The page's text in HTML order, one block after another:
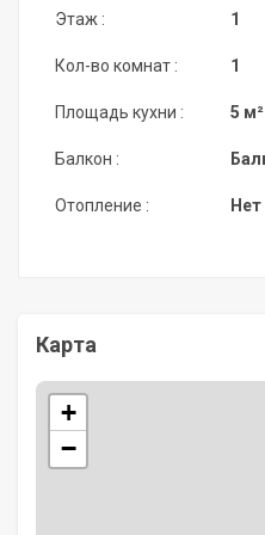
Этаж :
Кол-во комнат :
Площадь кухни :
Балкон :
Отопление :
1
1
5 м²
Нет
Карта
+
−